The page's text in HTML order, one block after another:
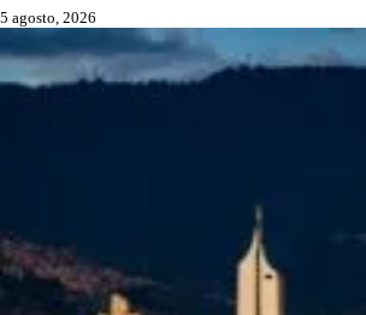
5 agosto, 2026